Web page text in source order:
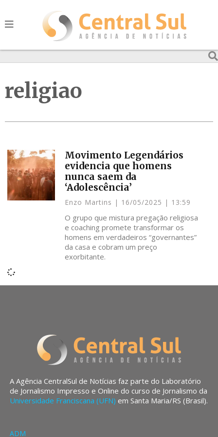
religiao
Movimento Legendários
evidencia que homens
nunca saem da
‘Adolescência’
Enzo Martins 16/05/2025 13:59
O grupo que mistura pregação religiosa
e coaching promete transformar os
homens em verdadeiros “governantes”
da casa e cobram um preço
exorbitante.
A Agência CentralSul de Notícias faz parte do Laboratório
de Jornalismo Impresso e Online do curso de Jornalismo da
Universidade Franciscana (UFN) em Santa Maria/RS (Brasil).
ADM